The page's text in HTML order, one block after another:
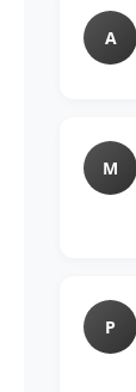
A
M
P